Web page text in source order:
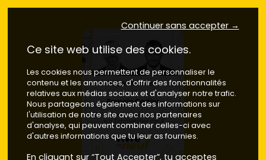
Continuer sans accepter →
Ce site web utilise des cookies.
Les cookies nous permettent de personnaliser le
contenu et les annonces, d'offrir des fonctionnalités
relatives aux médias sociaux et d'analyser notre trafic.
Nous partageons également des informations sur
l'utilisation de notre site avec nos partenaires
d'analyse, qui peuvent combiner celles-ci avec
d'autres informations que tu leur as fournies.
En cliquant sur “Tout Accepter”, tu acceptes